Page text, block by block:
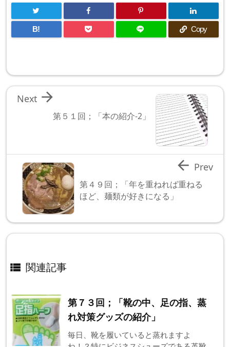
B! Copy
第５１回；「本の紹介-2」

Next
第４９回；「年を重ねれば重ねる
ほど、麺類が好きになる」
 Prev
 関連記事
第７３回；「靴の中、足の指、蒸
れ対策グッズの紹介」
毎日、靴を履いていると蒸れますよ